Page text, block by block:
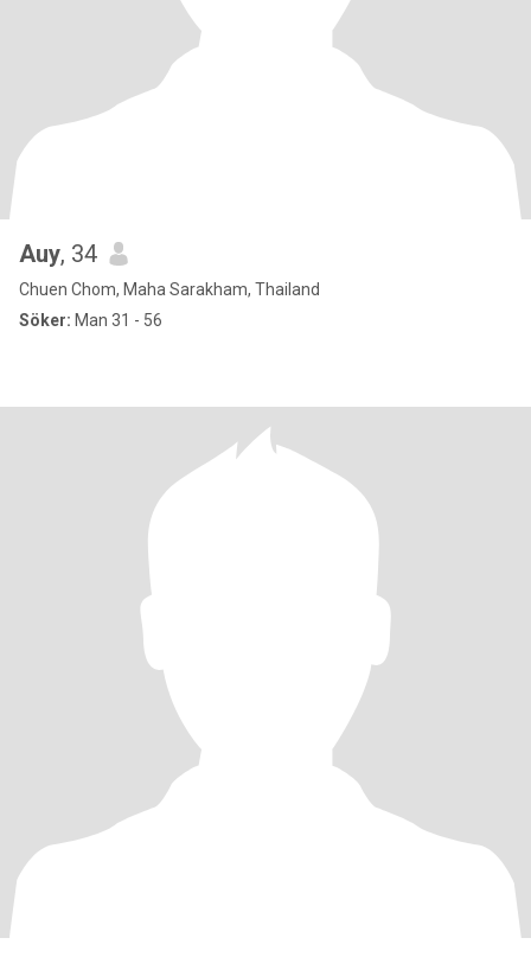
Auy, 34
Chuen Chom, Maha Sarakham, Thailand
Söker: Man 31 - 56